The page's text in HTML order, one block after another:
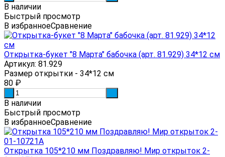
В наличии
Быстрый просмотр
В избранноеСравнение
Открытка-букет "8 Марта" бабочка (арт. 81.929) 34*12 см
Артикул: 81.929
Размер открытки - 34*12 см
80 ₽
В наличии
Быстрый просмотр
В избранноеСравнение
Открытка 105*210 мм Поздравляю! Мир открыток 2-